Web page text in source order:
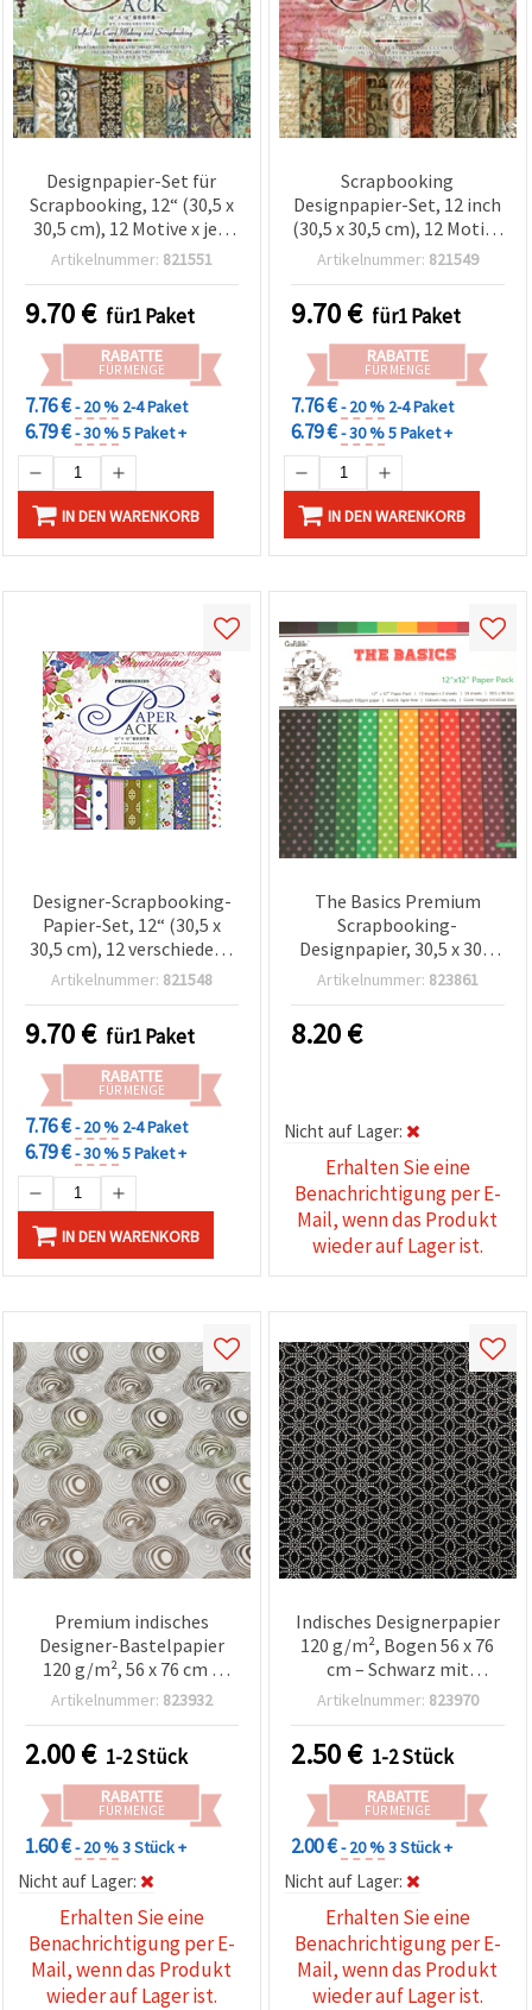
Designpapier-Set für
Scrapbooking, 12“ (30,5 x
30,5 cm), 12 Motive x je 2
Bögen, plus 3 Stanzbögen
Artikelnummer: 821551
9.70€ für1 Paket
RABATTE
FÜR MENGE
7.76 €- 20 % 2-4 Paket
6.79 €- 30 %5 Paket +
IN DEN WARENKORB
Scrapbooking
Designpapier-Set, 12 inch
(30,5 x 30,5 cm), 12 Motive
x 2 Bögen je Motiv + 3 Die-
Artikelnummer: 821549
9.70€ für1 Paket
RABATTE
FÜR MENGE
7.76 €- 20 % 2-4 Paket
6.79 €- 30 %5 Paket +
IN DEN WARENKORB
Designer-Scrapbooking-
Papier-Set, 12“ (30,5 x
30,5 cm), 12 verschiedene
Designs x 2 Bögen, plus 3
Artikelnummer: 821548
9.70€ für1 Paket
RABATTE
FÜR MENGE
7.76 €- 20 % 2-4 Paket
6.79 €- 30 %5 Paket +
IN DEN WARENKORB
The Basics Premium
Scrapbooking-
Designpapier, 30,5 x 30,5
cm (12x12“), 160 g/m² –
stilvolle Designs
assortiert – ideal für
Artikelnummer: 823861
8.20€
Nicht auf Lager:
Erhalten Sie eine
Benachrichtigung per E-
Mail, wenn das Produkt
wieder auf Lager ist.
Premium indisches
Designer-Bastelpapier
120 g/m², 56 x 76 cm –
Metallic-Ringmuster
für Scrapbooking,
Kartenbasteln & DIY,
HP04
Artikelnummer: 823932
2.00€ 1-2 Stück
RABATTE
FÜR MENGE
1.60 €- 20 %3 Stück +
Nicht auf Lager:
Erhalten Sie eine
Benachrichtigung per E-
Mail, wenn das Produkt
wieder auf Lager ist.
Indisches Designerpapier
120 g/m², Bogen 56 x 76
cm – Schwarz mit
silberfarbener
Blumenmuster – für
Scrapbooking,
Kartenbasteln,
Decoupage & DIY-Basteln
– HP42
Artikelnummer: 823970
2.50€ 1-2 Stück
RABATTE
FÜR MENGE
2.00 €- 20 %3 Stück +
Nicht auf Lager:
Erhalten Sie eine
Benachrichtigung per E-
Mail, wenn das Produkt
wieder auf Lager ist.